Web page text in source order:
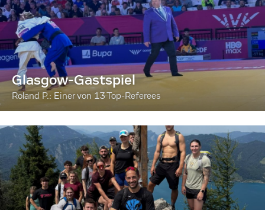
Glasgow-Gastspiel
Roland P.: Einer von 13 Top-Referees